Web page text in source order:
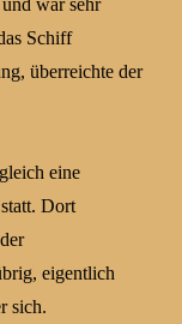
war sehr
Schiff
überreichte der
eine
Dort
eigentlich
sich.